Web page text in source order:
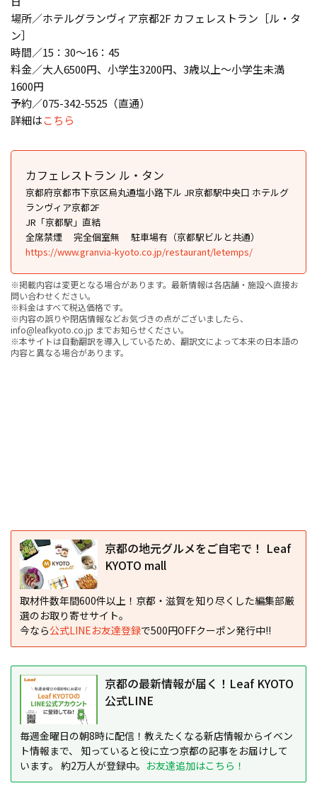
場所／ホテルグランヴィア京都2F カフェレストラン［ル・タ
ン］
時間／15：30～16：45
料金／大人6500円、小学生3200円、3歳以上～小学生未満
1600円
予約／075-342-5525（直通）
詳細はこちら
カフェレストラン ル・タン
京都府京都市下京区烏丸通塩小路下ル JR京都駅中央口 ホテルグ
ランヴィア京都2F
JR「京都駅」直結
全席禁煙
完全個室無
駐車場有（京都駅ビルと共通）
https://www.granvia-kyoto.co.jp/restaurant/letemps/
※掲載内容は変更となる場合があります。最新情報は各店舗・施設へ直接お
問い合わせください。
※料金はすべて税込価格です。
※内容の誤りや閉店情報などお気づきの点がございましたら、
info@leafkyoto.co.jp までお知らせください。
※本サイトは自動翻訳を導入しているため、翻訳文によって本来の日本語の
内容と異なる場合があります。
京都の地元グルメをご自宅で！ Leaf
KYOTO mall
取材件数年間600件以上！京都・滋賀を知り尽くした編集部厳
選のお取り寄せサイト。
今なら公式LINEお友達登録で500円OFFクーポン発行中!!
京都の最新情報が届く！Leaf KYOTO
公式LINE
毎週金曜日の朝8時に配信！教えたくなる新店情報からイベン
ト情報まで、 知っていると役に立つ京都の記事をお届けして
います。 約2万人が登録中。 お友達追加はこちら！